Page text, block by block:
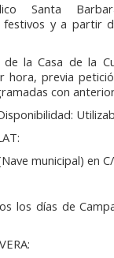
Santa
festivos y a partir
la Casa de la
hora, previa
con
municipal) en C/
los días de